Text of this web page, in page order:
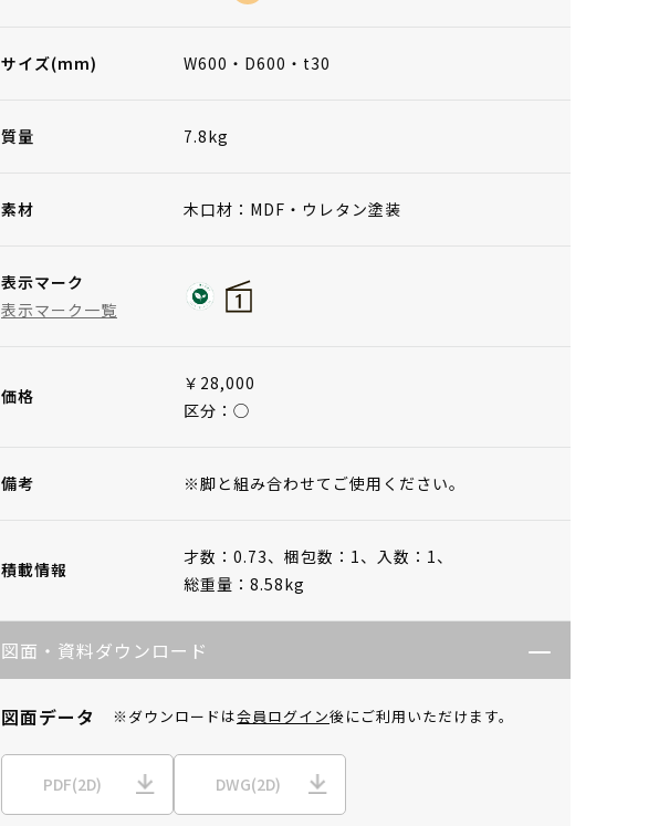
サイズ(mm) W600・D600・t30
質量 7.8kg
素材 木口材：MDF・ウレタン塗装
表示マーク
表示マーク一覧
価格
￥28,000
区分：◯
備考 ※脚と組み合わせてご使用ください。
積載情報
才数：0.73、 梱包数：1、 入数：1、
総重量：8.58kg
図面・資料ダウンロード
図面データ ※ダウンロードは会員ログイン後にご利用いただけます。
PDF(2D) DWG(2D)